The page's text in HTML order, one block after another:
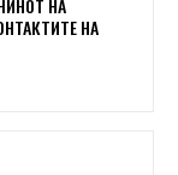
НА
НА